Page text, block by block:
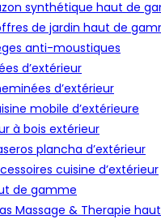
synthétique haut de
de jardin haut de
anti-moustiques
d’extérieur
d’extérieur
mobile d’extérieure
à bois extérieur
plancha d’extérieur
cuisine d’extérieur
de gamme
Massage & Therapie